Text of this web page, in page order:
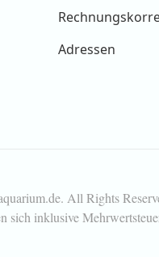
Adressen
All Rights
sich inklusive